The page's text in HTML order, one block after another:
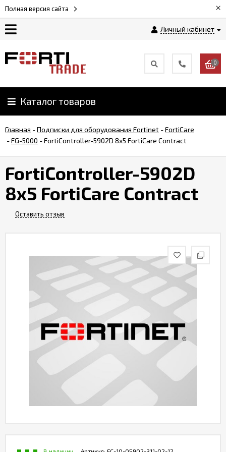
Полная версия сайта ×
Личный кабинет
Как
Доставка
и
оплата
0
Каталог товаров
Главная -Подписки для оборудования Fortinet -FortiCare
-FG-5000 -FortiController-5902D 8x5 FortiCare Contract
FortiController-5902D
8x5 FortiCare Contract
Оставить отзыв